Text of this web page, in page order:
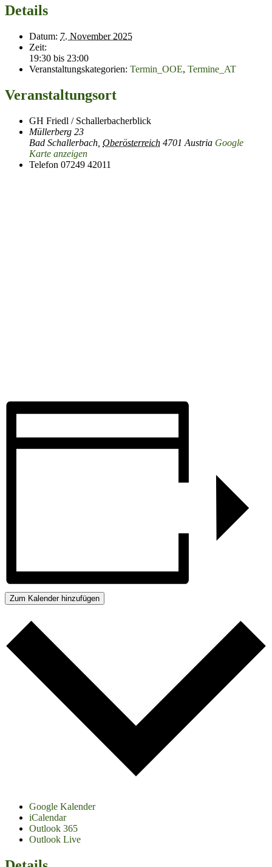
Details
Datum: 7. November 2025
Zeit:
19:30 bis 23:00
Veranstaltungskategorien: Termin_OOE, Termine_AT
Veranstaltungsort
GH Friedl / Schallerbacherblick
Müllerberg 23
Bad Schallerbach Oberösterreich 4701 Austria Google
Karte anzeigen
Telefon 07249 42011
Zum Kalender hinzufügen
Google Kalender
iCalendar
Outlook 365
Outlook Live